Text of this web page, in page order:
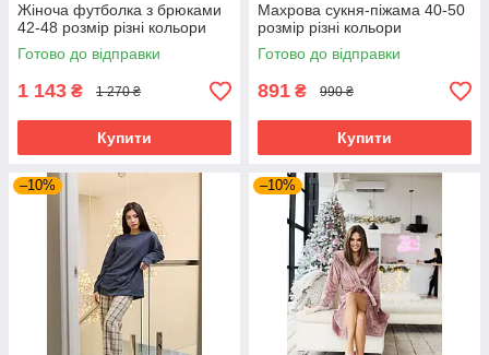
Жіноча футболка з брюками
42-48 розмір різні кольори
Готово до відправки
1 143 ₴ 1 270 ₴
Купити
Махрова сукня-піжама 40-50
розмір різні кольори
Готово до відправки
891 ₴ 990 ₴
Купити
–10% –10%